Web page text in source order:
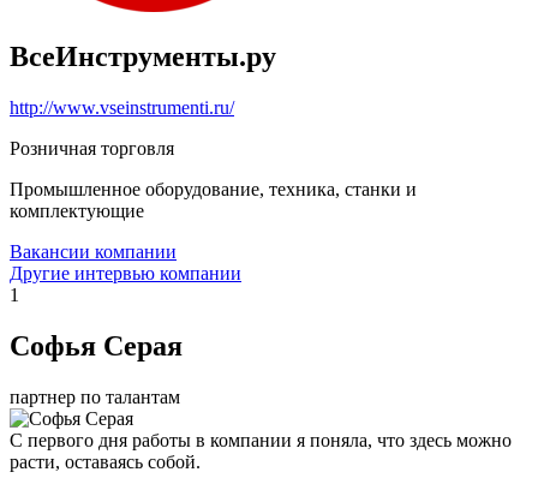
ВсеИнструменты.ру
http://www.vseinstrumenti.ru/
Розничная торговля
Промышленное оборудование, техника, станки и
комплектующие
Вакансии компании
Другие интервью компании
1
Софья Серая
партнер по талантам
С первого дня работы в компании я поняла, что здесь можно
расти, оставаясь собой.